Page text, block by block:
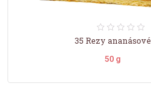
35 Rezy ananásové
50 g